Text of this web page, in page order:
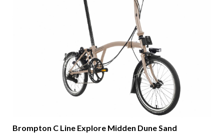
Brompton C Line Explore Midden Dune Sand